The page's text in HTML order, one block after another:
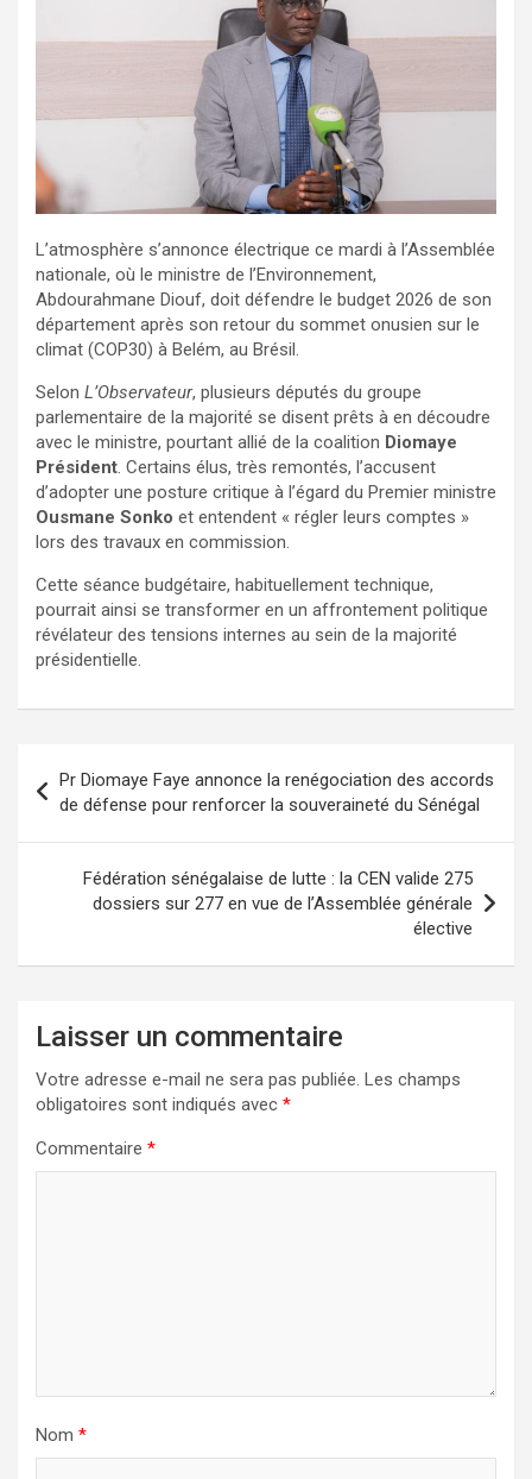
L’atmosphère s’annonce électrique ce mardi à l’Assemblée
nationale, où le ministre de l’Environnement,
Abdourahmane Diouf, doit défendre le budget 2026 de son
département après son retour du sommet onusien sur le
climat (COP30) à Belém, au Brésil.
Selon L’Observateur, plusieurs députés du groupe
parlementaire de la majorité se disent prêts à en découdre
avec le ministre, pourtant allié de la coalition Diomaye
Président. Certains élus, très remontés, l’accusent
d’adopter une posture critique à l’égard du Premier ministre
Ousmane Sonko et entendent « régler leurs comptes »
lors des travaux en commission.
Cette séance budgétaire, habituellement technique,
pourrait ainsi se transformer en un affrontement politique
révélateur des tensions internes au sein de la majorité
présidentielle.
Pr Diomaye Faye annonce la renégociation des accords
de défense pour renforcer la souveraineté du Sénégal
Fédération sénégalaise de lutte : la CEN valide 275
dossiers sur 277 en vue de l’Assemblée générale
élective
Laisser un commentaire
Votre adresse e-mail ne sera pas publiée. Les champs
obligatoires sont indiqués avec *
Commentaire *
Nom *